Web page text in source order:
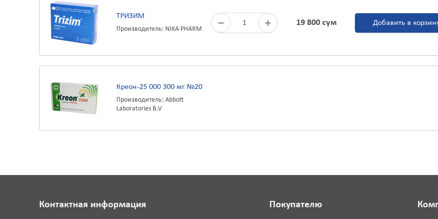
ТРИЗИМ
Производитель: NIKA PHARM
1 19 800 сум Добавить в
Креон-25 000 300 мг №20
Производитель: Abbott
Laboratories B.V
Контактная информация Покупателю